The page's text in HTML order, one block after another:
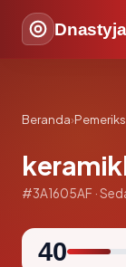
Beranda›
#3A1605AF ·
40